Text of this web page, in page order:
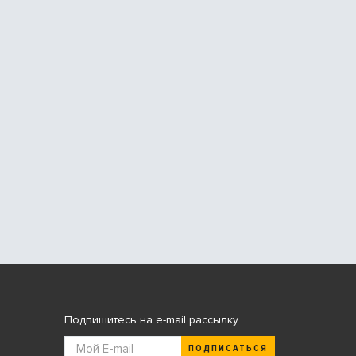
Подпишитесь на e-mail рассылку
ПОДПИСАТЬСЯ